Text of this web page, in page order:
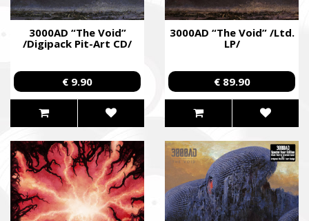
3000AD “The Void”
/Digipack Pit-Art CD/
€ 9.90
3000AD “The Void” /Ltd.
LP/
€ 89.90